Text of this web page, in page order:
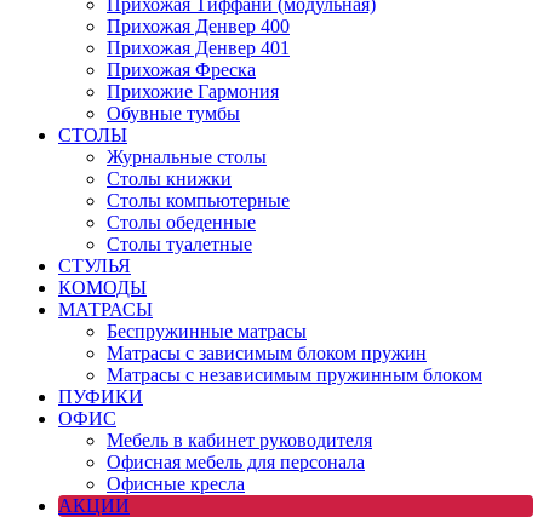
Прихожая Тиффани (модульная)
Прихожая Денвер 400
Прихожая Денвер 401
Прихожая Фреска
Прихожие Гармония
Обувные тумбы
СТОЛЫ
Журнальные столы
Столы книжки
Столы компьютерные
Столы обеденные
Столы туалетные
СТУЛЬЯ
КОМОДЫ
МАТРАСЫ
Беспружинные матрасы
Матрасы с зависимым блоком пружин
Матрасы с независимым пружинным блоком
ПУФИКИ
ОФИС
Мебель в кабинет руководителя
Офисная мебель для персонала
Офисные кресла
АКЦИИ